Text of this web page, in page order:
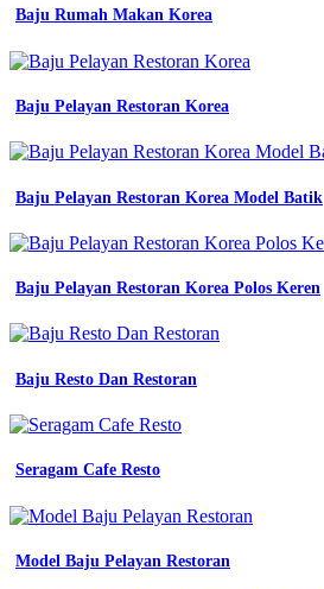
sekolah
almet
seragam
kerja
youtube
sekolah
smp
negeri
perumperindo
co
id
katalog
seragam
keren
dan
baju
Baju Rumah Makan Korea
Baju Pelayan Restoran Korea
Baju Pelayan Restoran Korea Model Batik
Baju Pelayan Restoran Korea Polos Keren
Baju Resto Dan Restoran
Seragam Cafe Resto
Model Baju Pelayan Restoran